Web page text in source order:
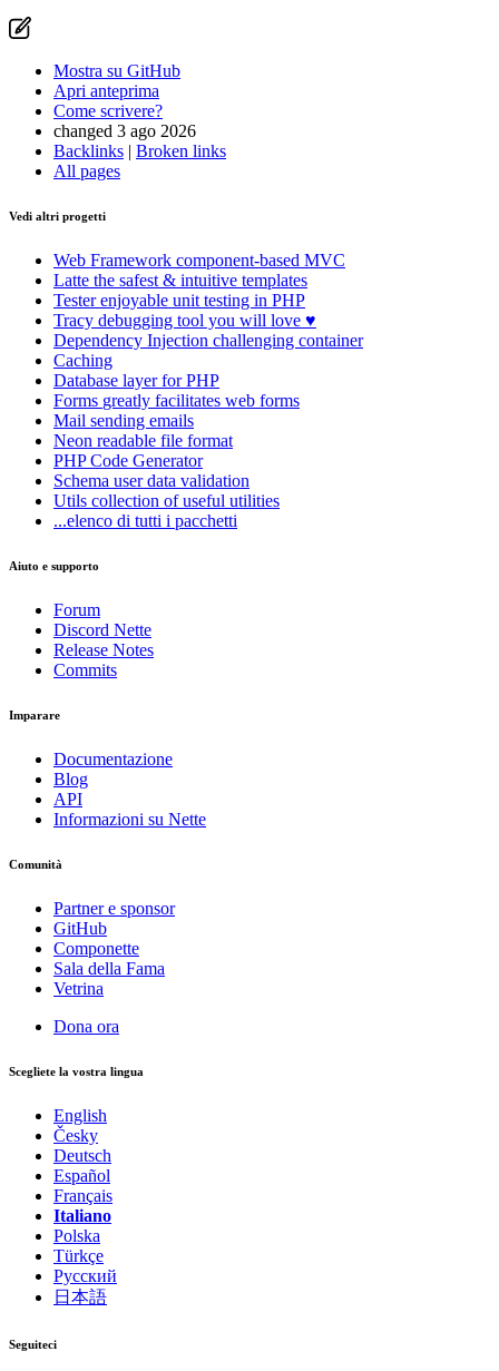
Mostra su GitHub
Apri anteprima
Segnala un problema con questa pagina su GitHub
Mostra su GitHub
Apri anteprima
Come scrivere?
changed 3 ago 2026
Backlinks | Broken links
All pages
Vedi altri progetti
Web Framework component-based MVC
Latte the safest & intuitive templates
Testerenjoyable unit testing in PHP
Tracy debugging tool you will love ♥
Dependency Injection challenging container
Caching
Database layer for PHP
Forms greatly facilitates web forms
Mail sending emails
Neon readable file format
PHP Code Generator
Schema user data validation
Utils collection of useful utilities
...elenco di tutti i pacchetti
Aiuto e supporto
Forum
Discord Nette
Release Notes
Commits
Imparare
Documentazione
Blog
API
Informazioni su Nette
Comunità
Partner e sponsor
GitHub
Componette
Sala della Fama
Vetrina
Dona ora
Scegliete la vostra lingua
English
Česky
Deutsch
Español
Français
Italiano
Polska
Türkçe
Русский
日本語
Seguiteci